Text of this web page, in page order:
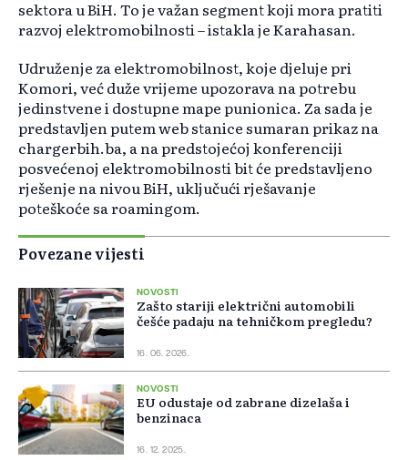
sektora u BiH. To je važan segment koji mora pratiti
razvoj elektromobilnosti – istakla je Karahasan.
Udruženje za elektromobilnost, koje djeluje pri
Komori, već duže vrijeme upozorava na potrebu
jedinstvene i dostupne mape punionica. Za sada je
predstavljen putem web stanice sumaran prikaz na
chargerbih.ba, a na predstojećoj konferenciji
posvećenoj elektromobilnosti bit će predstavljeno
rješenje na nivou BiH, uključući rješavanje
poteškoće sa roamingom.
Povezane vijesti
NOVOSTI
Zašto stariji električni automobili
češće padaju na tehničkom pregledu?
16. 06. 2026.
NOVOSTI
EU odustaje od zabrane dizelaša i
benzinaca
16. 12. 2025.